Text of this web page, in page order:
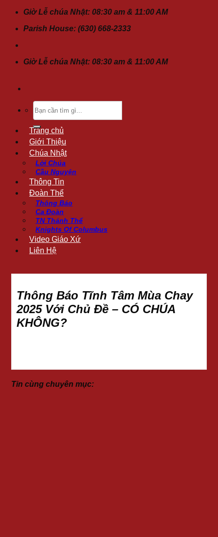
ChuyểnGiờ Lễ chúa Nhật: 08:30 am & 11:00 AM
Parish House: (630) 668-2333
Giờ Lễ chúa Nhật: 08:30 am & 11:00 AM
Tìm
kiếm:
Trang chủ
Giới Thiệu
Chúa Nhật
Lời Chúa
Cầu Nguyện
Thông Tin
Đoàn Thể
Thông Báo
Ca Đoàn
TN Thánh Thể
Knights Of Columbus
Video Giáo Xứ
Liên Hệ
Thông Báo Tĩnh Tâm Mùa Chay
2025 Với Chủ Đề – CÓ CHÚA
KHÔNG?
Tin cùng chuyên mục: